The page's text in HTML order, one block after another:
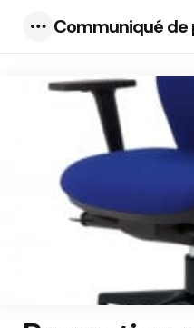
Communiqué de